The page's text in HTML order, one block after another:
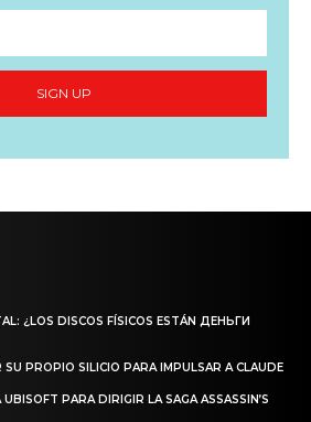
SIGN UP
¿LOS DISCOS FÍSICOS ESTÁN ДЕНЬГИ
PROPIO SILICIO PARA IMPULSAR A CLAUDE
PARA DIRIGIR LA SAGA ASSASSIN’S